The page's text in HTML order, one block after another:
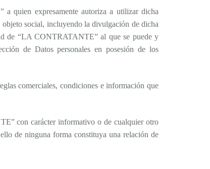
quien expresamente autoriza a utilizar dicha
objeto social, incluyendo la divulgación de dicha
de “LA CONTRATANTE” al que se puede y
de Datos personales en posesión de los
comerciales, condiciones e información que
con carácter informativo o de cualquier otro
de ninguna forma constituya una relación de